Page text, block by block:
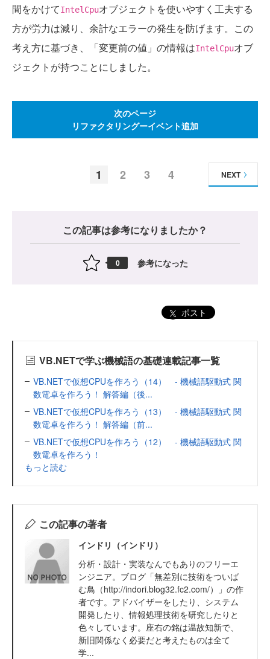
間をかけてIntelCpuオブジェクトを使いやすく工夫する
方が労力は減り、余計なエラーの発生を防げます。この
考え方に基づき、「変更前の値」の情報はIntelCpuオブ
ジェクトが持つことにしました。
次のページ
リファクタリングーイベント追加
1 2 3 4 NEXT
この記事は参考になりましたか？
0 参考になった
ポスト
VB.NETで学ぶ機械語の基礎連載記事一覧
VB.NETで仮想CPUを作ろう（14） - 機械語駆動式 関
数電卓を作ろう！ 解答編（後...
VB.NETで仮想CPUを作ろう（13） - 機械語駆動式 関
数電卓を作ろう！ 解答編（前...
VB.NETで仮想CPUを作ろう（12） - 機械語駆動式 関
数電卓を作ろう！
もっと読む
この記事の著者
インドリ（インドリ）
分析・設計・実装なんでもありのフリーエ
ンジニア。ブログ「無差別に技術をついば
む鳥（http://indori.blog32.fc2.com/）」の作
者です。アドバイザーをしたり、システム
開発したり、情報処理技術を研究したりと
色々しています。座右の銘は温故知新で、
新旧関係なく必要だと考えたものは全て
学...